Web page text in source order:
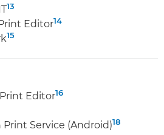
13
Editor14
15
Editor16
Service (Android)18